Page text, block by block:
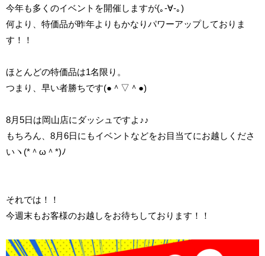
今年も多くのイベントを開催しますが(｡-∀-｡)
何より、特価品が昨年よりもかなりパワーアップしておりま
す！！
ほとんどの特価品は1名限り。
つまり、早い者勝ちです(●＾▽＾●)
8月5日は岡山店にダッシュですよ♪♪
もちろん、8月6日にもイベントなどをお目当てにお越しくださ
いヽ(*＾ω＾*)ﾉ
それでは！！
今週末もお客様のお越しをお待ちしております！！